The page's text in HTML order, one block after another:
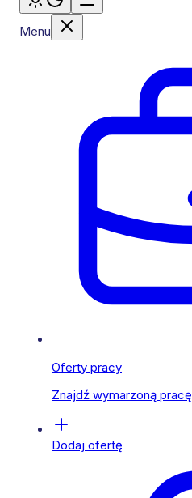
Menu
Oferty pracy
Znajdź wymarzoną pracę
Dodaj ofertę